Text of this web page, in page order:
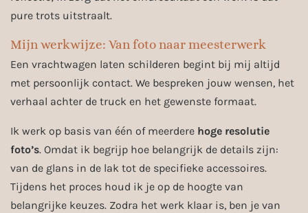
pure trots uitstraalt.
Mijn werkwijze: Van foto naar meesterwerk
Een vrachtwagen laten schilderen begint bij mij altijd
met persoonlijk contact. We bespreken jouw wensen, het
verhaal achter de truck en het gewenste formaat.
Ik werk op basis van één of meerdere hoge resolutie
foto’s. Omdat ik begrijp hoe belangrijk de details zijn:
van de glans in de lak tot de specifieke accessoires.
Tijdens het proces houd ik je op de hoogte van
belangrijke keuzes. Zodra het werk klaar is, ben je van